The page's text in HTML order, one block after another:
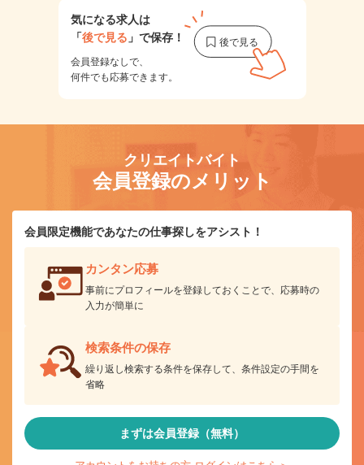
気になる求人は
「後で見る 」で保存！
会員登録なしで、
何件でも応募できます。
クリエイトバイト
会員登録のメリット
会員限定機能であなたの仕事探しをアシスト！
カンタン応募
事前にプロフィールを登録しておくことで、応募時の
入力が簡単に
検索条件の保存
繰り返し検索する条件を保存して、条件設定の手間を
省略
まずは会員登録（無料）